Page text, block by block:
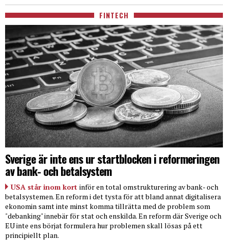
FINTECH
Sverige är inte ens ur startblocken i reformeringen
av bank- och betalsystem
USA står inom kort inför en total omstrukturering av bank- och
betalsystemen. En reform i det tysta för att bland annat digitalisera
ekonomin samt inte minst komma tillrätta med de problem som
"debanking" innebär för stat och enskilda. En reform där Sverige och
EU inte ens börjat formulera hur problemen skall lösas på ett
principiellt plan.